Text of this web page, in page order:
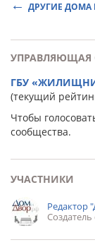
ДРУГИЕ ДОМА
УПРАВЛЯЮЩАЯ
ГБУ
(текущий
Чтобы
сообщества.
УЧАСТНИКИ
Редактор